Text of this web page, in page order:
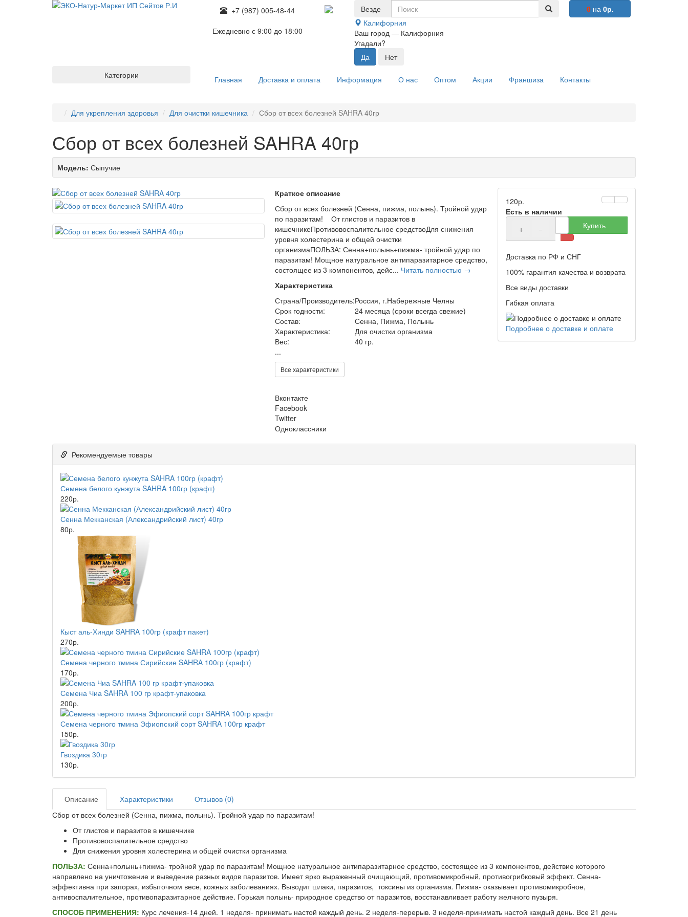
+7 (987) 005-48-44
Ежедневно с 9:00 до 18:00
Везде
Калифорния
Ваш город — Калифорния
Угадали?
0 на 0р.
Главная Доставка и оплата Информация О нас Оптом Акции Франшиза Контакты
Категории
Для укрепления здоровья Для очистки кишечника Сбор от всех болезней SAHRA 40гр
Сбор от всех болезней SAHRA 40гр
Модель: Сыпучие
Краткое описание
Сбор от всех болезней (Сенна, пижма, полынь). Тройной удар
по паразитам! От глистов и паразитов в
кишечникеПротивовоспалительное средствоДля снижения
уровня холестерина и общей очистки
организмаПОЛЬЗА: Сенна+полынь+пижма- тройной удар по
паразитам! Мощное натуральное антипаразитарное средство,
состоящее из 3 компонентов, дейс... Читать полностью →
Характеристика
Страна/Производитель:Россия, г.Набережные Челны
Срок годности:
24 месяца (сроки всегда свежие)
Состав:
Сенна, Пижма, Полынь
Характеристика:
Для очистки организма
Вес:
40 гр.
...
Все характеристики
Вконтакте
Facebook
Twitter
Одноклассники
120р.
Есть в наличии
+
− Купить
Доставка по РФ и СНГ
100% гарантия качества и возврата
Все виды доставки
Гибкая оплата
Подробнее о доставке и оплате
Рекомендуемые товары
Семена белого кунжута SAHRA 100гр (крафт)
220р.
Сенна Мекканская (Александрийский лист) 40гр
80р.
Кыст аль-Хинди SAHRA 100гр (крафт пакет)
270р.
Семена черного тмина Сирийские SAHRA 100гр (крафт)
170р.
Семена Чиа SAHRA 100 гр крафт-упаковка
200р.
Семена черного тмина Эфиопский сорт SAHRA 100гр крафт
150р.
Гвоздика 30гр
130р.
Описание Характеристики
Отзывов (0)
Сбор от всех болезней (Сенна, пижма, полынь). Тройной удар по паразитам!
От глистов и паразитов в кишечнике
Противовоспалительное средство
Для снижения уровня холестерина и общей очистки организма
ПОЛЬЗА: Сенна+полынь+пижма- тройной удар по паразитам! Мощное натуральное антипаразитарное средство, состоящее из 3 компонентов, действие которого
направлено на уничтожение и выведение разных видов паразитов. Имеет ярко выраженный очищающий, противомикробный, противогрибковый эффект. Сенна-
эффективна при запорах, избыточном весе, кожных заболеваниях. Выводит шлаки, паразитов, токсины из организма. Пижма- оказывает противомикробное,
антивоспалительное, противопаразитарное действие. Горькая полынь- природное средство от паразитов, восстанавливает работу желчного пузыря.
СПОСОБ ПРИМЕНЕНИЯ: Курс лечения-14 дней. 1 неделя- принимать настой каждый день. 2 неделя-перерыв. 3 неделя-принимать настой каждый день. Все 21 день